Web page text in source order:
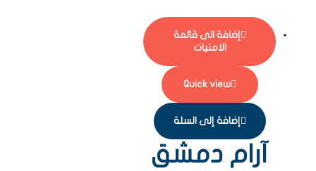
إضافة الى قائمة
الامنيات
Quick view
إضافة إلى السلة
آرام دمشق